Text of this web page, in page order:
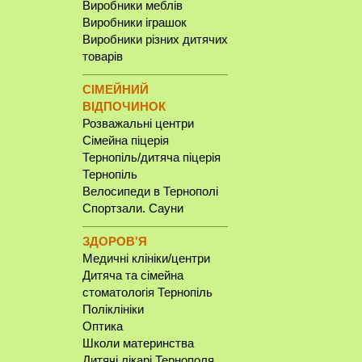
Виробники меблів
Виробники іграшок
Виробники різних дитячих
товарів
СІМЕЙНИЙ
ВІДПОЧИНОК
Розважальні центри
Сімейна піцерія
Тернопіль/дитяча піцерія
Тернопіль
Велосипеди в Тернополі
Спортзали. Сауни
ЗДОРОВ'Я
Медичні клініки/центри
Дитяча та сімейна
стоматологія Тернопіль
Поліклініки
Оптика
Школи материнства